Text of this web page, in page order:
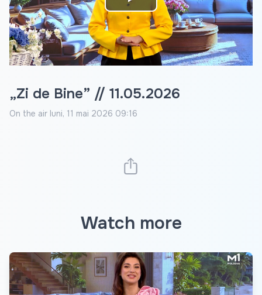
Play
Video
„Zi de Bine” // 11.05.2026
On the air luni, 11 mai 2026 09:16
Watch more